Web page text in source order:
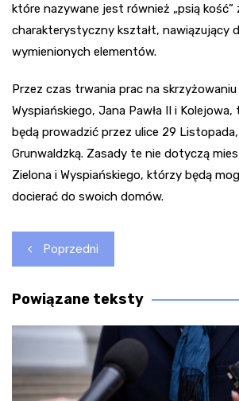
które nazywane jest również „psią kość”
charakterystyczny kształt, nawiązujący
wymienionych elementów.
Przez czas trwania prac na skrzyżowaniu
Wyspiańskiego, Jana Pawła II i
będą prowadzić przez ulice 29
Grunwaldzką. Zasady te nie dotyczą
Zielona i Wyspiańskiego, którzy będą
docierać do swoich domów.
Nawigacja
wpisu
Poprzedni
Powiązane teksty